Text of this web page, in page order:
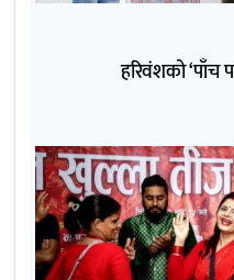
हरिवंशको ‘पाँच